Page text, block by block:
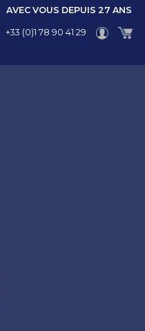
AVEC VOUS DEPUIS 27 ANS
+33 (0)1 78 90 41 29